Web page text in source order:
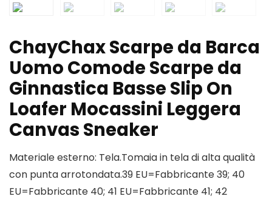
ChayChax Scarpe da Barca
Uomo Comode Scarpe da
Ginnastica Basse Slip On
Loafer Mocassini Leggera
Canvas Sneaker
Materiale esterno: Tela.Tomaia in tela di alta qualità
con punta arrotondata.39 EU=Fabbricante 39; 40
EU=Fabbricante 40; 41 EU=Fabbricante 41; 42